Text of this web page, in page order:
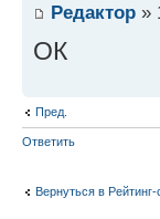
Редактор »
ОК
Пред.
Ответить
Вернуться в